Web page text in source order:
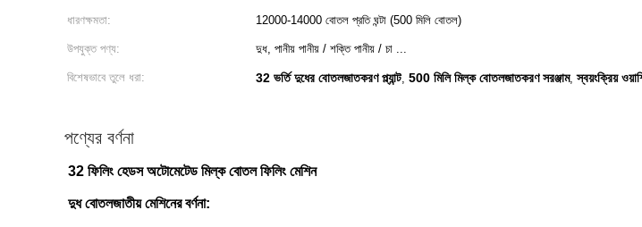
ধারণক্ষমতা: 12000-14000 বোতল প্রতি ঘন্টা (500 মিলি বোতল)
উপযুক্ত পণ্য: দুধ, পানীয় পানীয় / শক্তি পানীয় / চা ...
বিশেষভাবে তুলে ধরা: 32 ভর্তি দুধের বোতলজাতকরণ প্ল্যান্ট, 500 মিলি মিল্ক বোতলজাতকরণ সরঞ্জাম,স্বয়ংক্রিয়
পণ্যের বর্ণনা
32 ফিলিং হেডস অটোমেটেড মিল্ক বোতল ফিলিং মেশিন
দুধ বোতলজাতীয় মেশিনের বর্ণনা: